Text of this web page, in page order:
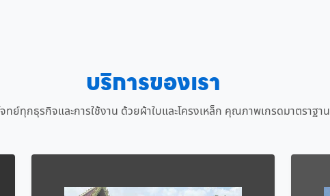
บริการของเรา
ทย์ทุกธุรกิจและการใช้งาน ด้วยผ้าใบและโครงเหล็ก คุณภาพเกรดมาตราฐาน